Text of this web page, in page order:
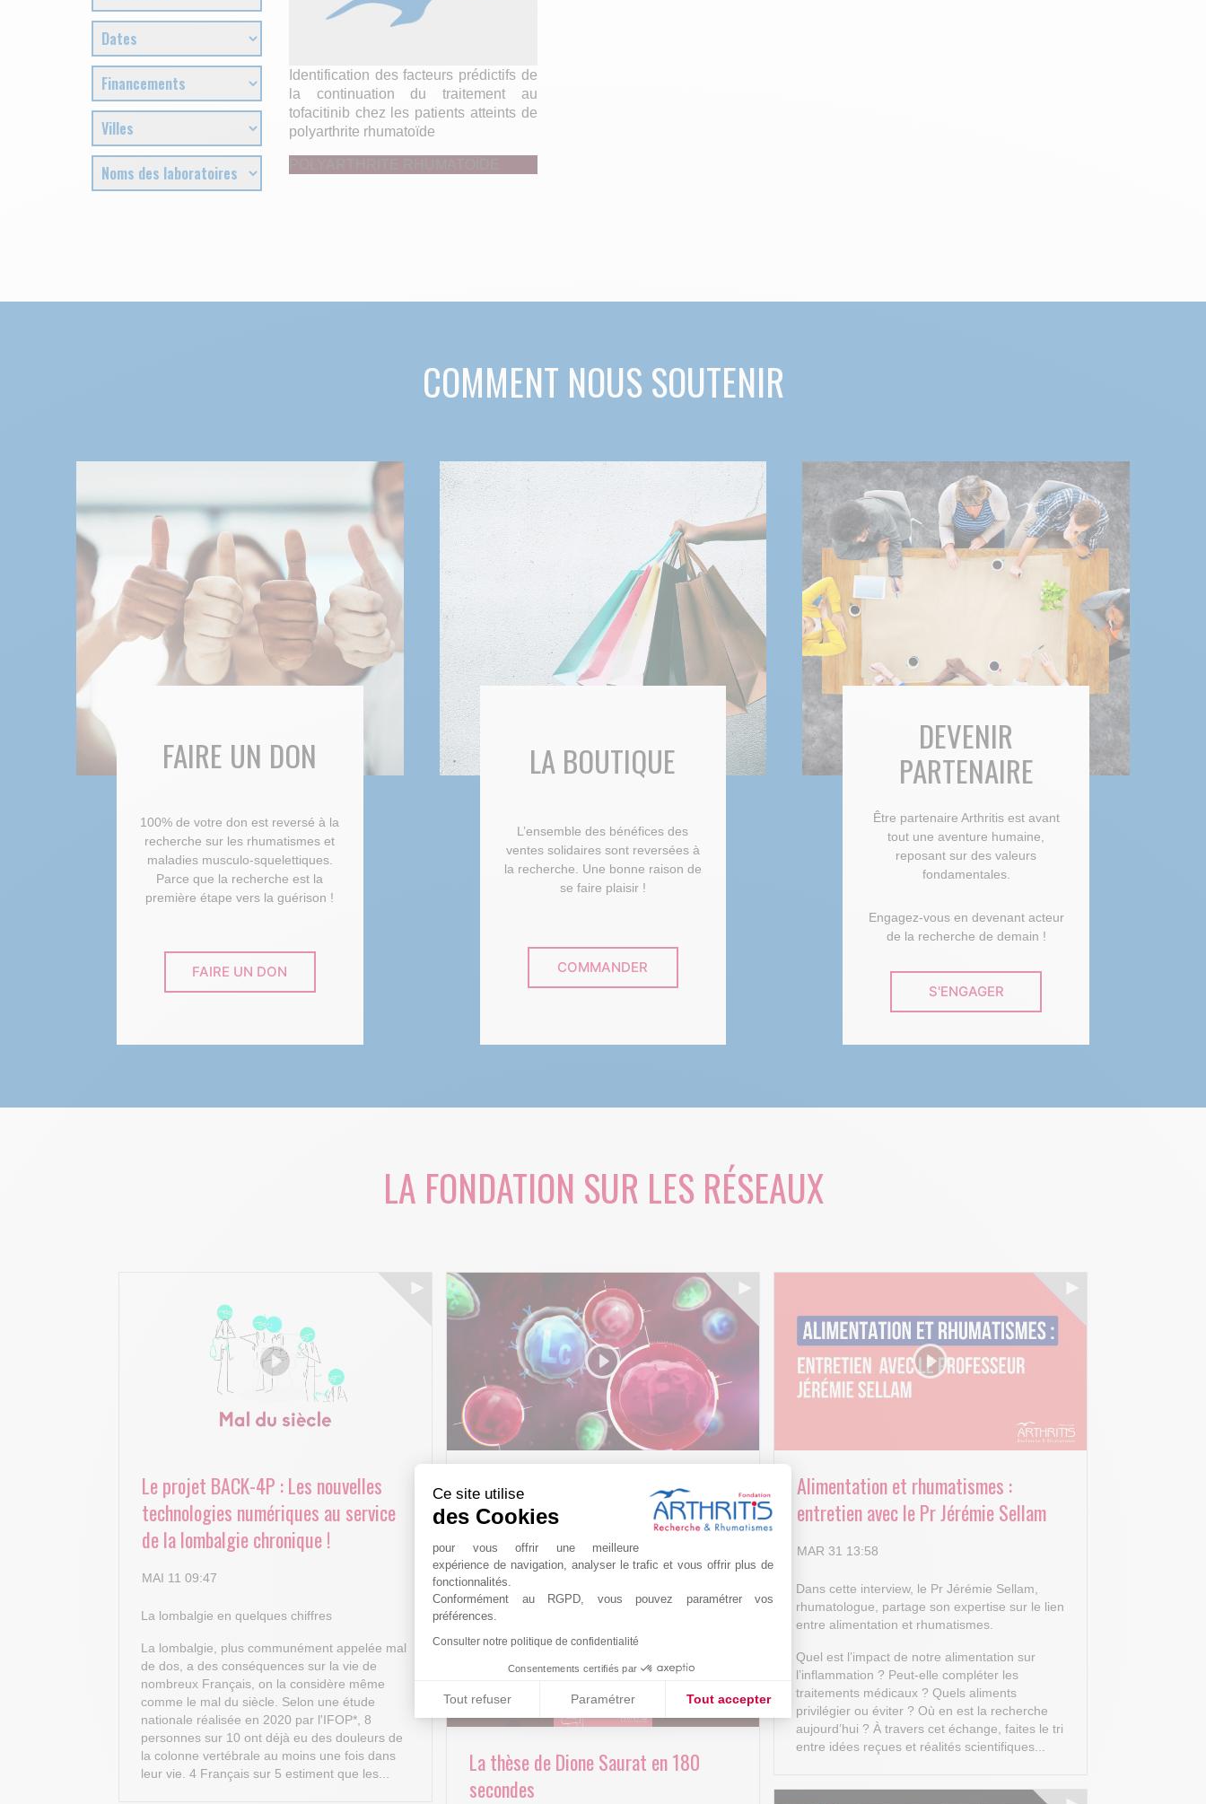
Ce site utilise
des Cookies
pour vous offrir une meilleure
expérience de navigation, analyser le trafic et vous offrir plus de
fonctionnalités.
Conformément au RGPD, vous pouvez paramétrer vos
préférences.
Consulter notre politique de confidentialité
Consentements certifiés par
Tout refuser Paramétrer Tout accepter
Axeptio consent
Plateforme de Gestion du Consentement : Personnalisez vos Options
Notre plateforme vous permet d'adapter et de gérer vos paramètres de confidentialité, en garantissant la conformité avec
Identification des facteurs prédictifs de
la continuation du traitement au
tofacitinib chez les patients atteints de
polyarthrite rhumatoïde
COMMENT NOUS SOUTENIR
FAIRE UN DON
100% de votre don est reversé à la
recherche sur les rhumatismes et
maladies musculo-squelettiques.
Parce que la recherche est la
première étape vers la guérison !
FAIRE UN DON
LA BOUTIQUE
L’ensemble des bénéfices des
ventes solidaires sont reversées à
la recherche. Une bonne raison de
se faire plaisir !
COMMANDER
DEVENIR
PARTENAIRE
Être partenaire Arthritis est avant
tout une aventure humaine,
reposant sur des valeurs
fondamentales.
Engagez-vous en devenant acteur
de la recherche de demain !
S'ENGAGER
LA FONDATION SUR LES RÉSEAUX
Le projet BACK-4P : Les nouvelles
technologies numériques au service
de la lombalgie chronique !
MAI 11 09:47
La lombalgie en quelques chiffres
La lombalgie, plus communément appelée mal
de dos, a des conséquences sur la vie de
nombreux Français, on la considère même
comme le mal du siècle. Selon une étude
nationale réalisée en 2020 par l'IFOP*, 8
personnes sur 10 ont déjà eu des douleurs de
la colonne vertébrale au moins une fois dans
leur vie. 4 Français sur 5 estiment que les...
Arthritis4Cure - Cure-RA
AVR 22 15:01
Alimentation et rhumatismes :
entretien avec le Pr Jérémie Sellam
MAR 31 13:58
Dans cette interview, le Pr Jérémie Sellam,
rhumatologue, partage son expertise sur le lien
entre alimentation et rhumatismes.
Quel est l’impact de notre alimentation sur
l’inflammation ? Peut-elle compléter les
traitements médicaux ? Quels aliments
privilégier ou éviter ? Où en est la recherche
aujourd’hui ? À travers cet échange, faites le tri
entre idées reçues et réalités scientifiques...
La thèse de Dione Saurat en 180
secondes